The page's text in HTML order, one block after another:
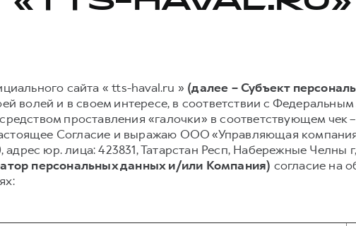
сайта « tts-haval.ru » (далее – Субъект
волей и в своем интересе, в соответствии с Федеральным
проставления «галочки» в соответствующем чек
Согласие и выражаю ООО «Управляющая
адрес юр. лица: 423831, Татарстан Респ, Набережные Челны
персональных данных и/или Компания) согласие на